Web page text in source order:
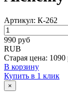
Артикул: К-262
990 руб
RUB
Старая цена: 1090
В корзину
Купить в 1 клик
×